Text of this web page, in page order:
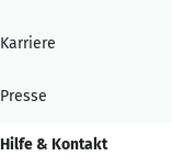
Karriere
Presse
Hilfe & Kontakt